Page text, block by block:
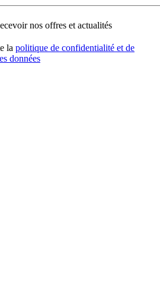
nos offres et actualités
la politique de confidentialité et de
données